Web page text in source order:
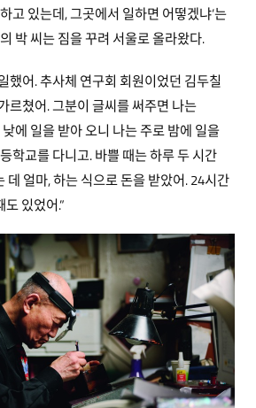
고 있는데, 그곳에서 일하면 어떻겠냐’는
박 씨는 짐을 꾸려 서울로 올라왔다.
했어. 추사체 연구회 회원이었던 김두칠
르쳤어. 그분이 글씨를 써주면 나는
에 일을 받아 오니 나는 주로 밤에 일을
학교를 다니고. 바쁠 때는 하루 두 시간
데 얼마, 하는 식으로 돈을 받았어. 24시간
있었어.”